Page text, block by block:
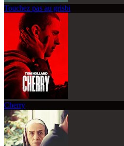
Touchez pas au grisbi
Cherry